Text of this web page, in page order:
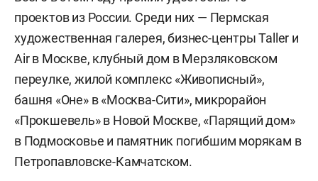
проектов из России. Среди них — Пермская
художественная галерея, бизнес-центры Taller и
Air в Москве, клубный дом в Мерзляковском
переулке, жилой комплекс «Живописный»,
башня «Оне» в «Москва-Сити», микрорайон
«Прокшевель» в Новой Москве, «Парящий дом»
в Подмосковье и памятник погибшим морякам в
Петропавловске-Камчатском.